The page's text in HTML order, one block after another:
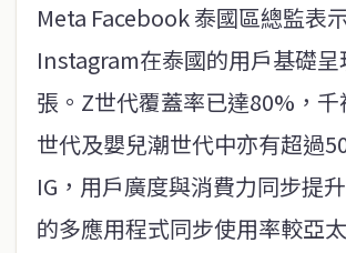
Meta Facebook 泰國區總監表
Instagram在泰國的用戶基礎
張。Z世代覆蓋率已達80%，千
世代及嬰兒潮世代中亦有超過
IG，用戶廣度與消費力同步提
的多應用程式同步使用率較亞